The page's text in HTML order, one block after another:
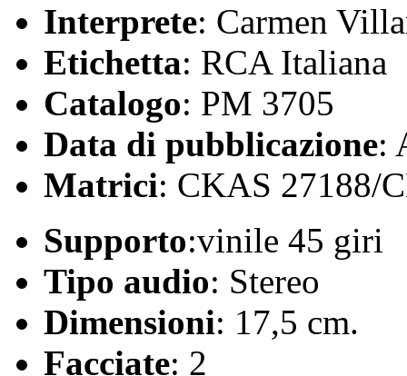
Interprete: Carmen
Etichetta: RCA Italiana
Catalogo: PM 3705
Data di pubblicazione:
Matrici: CKAS 27188/
Supporto:vinile 45 giri
Tipo audio: Stereo
Dimensioni: 17,5 cm.
Facciate: 2